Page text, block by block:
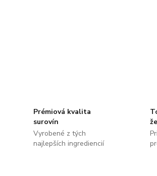
Prémiová kvalita
surovín
Vyrobené z tých
najlepších ingrediencií